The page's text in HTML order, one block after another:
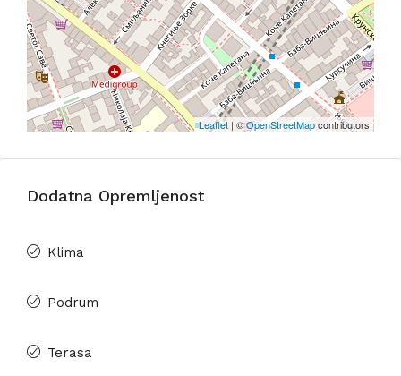
Leaflet | ©OpenStreetMapcontributors
Dodatna Opremljenost
Klima
Podrum
Terasa